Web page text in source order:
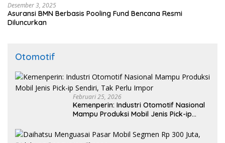
Desember 3, 2025
Asuransi BMN Berbasis Pooling Fund Bencana Resmi
Diluncurkan
Otomotif
Februari 25, 2026
Kemenperin: Industri Otomotif Nasional
Mampu Produksi Mobil Jenis Pick-ip